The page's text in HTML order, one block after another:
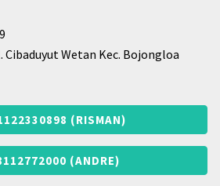
Cibaduyut Wetan Kec. Bojongloa
(RISMAN)
(ANDRE)